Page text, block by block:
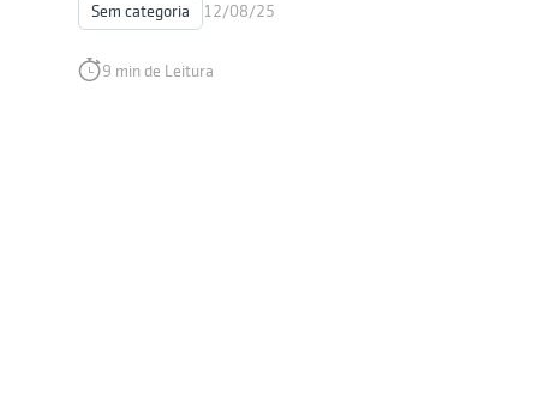
Sem categoria 12/08/25
9 min de Leitura